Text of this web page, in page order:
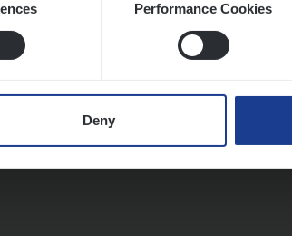
Performance Cookies
Deny